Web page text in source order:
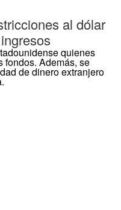
al dólar
quienes
fondos. Además, se
de dinero extranjero